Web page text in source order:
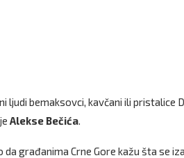
bemaksovci, kavčani ili pristalice
Alekse Bečića.
građanima Crne Gore kažu šta se